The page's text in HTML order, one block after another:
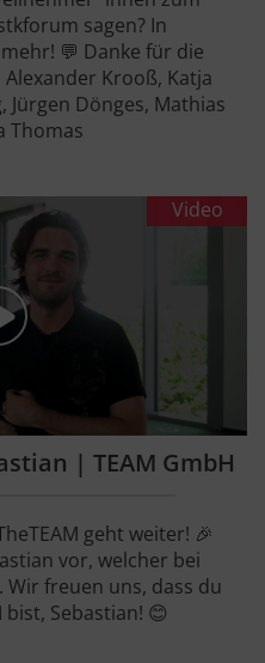
sagen? In
💬 Danke für die
Krooß, Katja
Jürgen Dönges, Mathias
Thomas
Video
| TEAM GmbH
geht weiter! 🎉
vor, welcher bei
freuen uns, dass du
Sebastian! 😊